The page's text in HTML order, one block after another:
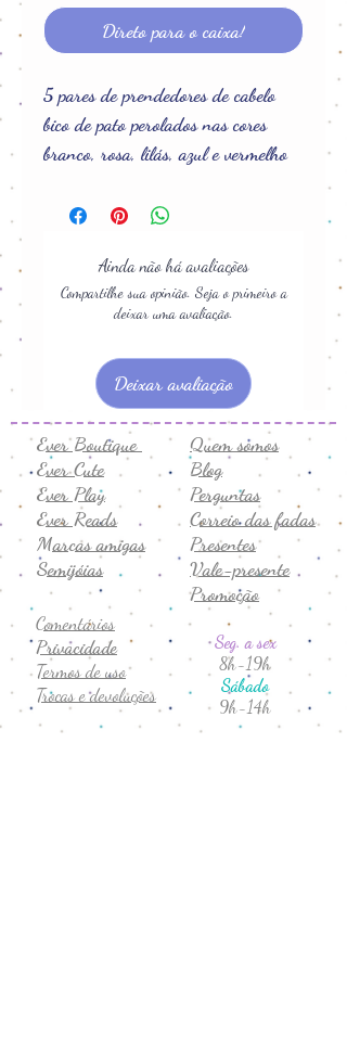
Direto para o caixa!
5 pares de prendedores de cabelo
bico de pato perolados nas cores
branco, rosa, lilás, azul e vermelho
Ainda não há avaliações
Compartilhe sua opinião. Seja o primeiro a
deixar uma avaliação.
Deixar avaliação
Ever Boutique
Ever Cute
Ever Play
Ever Reads
Marcas amigas
Semijóias
Quem somos
Blog
Perguntas
Correio das fadas
Presentes
Vale-presente
Promoção
Comentários
Privacidade
Termos de uso
Trocas e devoluções
Seg. a sex
8h-19h
Sábado
9h-14h